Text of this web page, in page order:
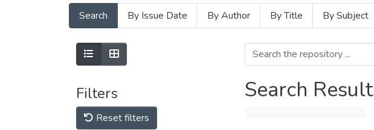
Search By Issue Date By Author By Title By Subject
Filters
Reset filters
Search